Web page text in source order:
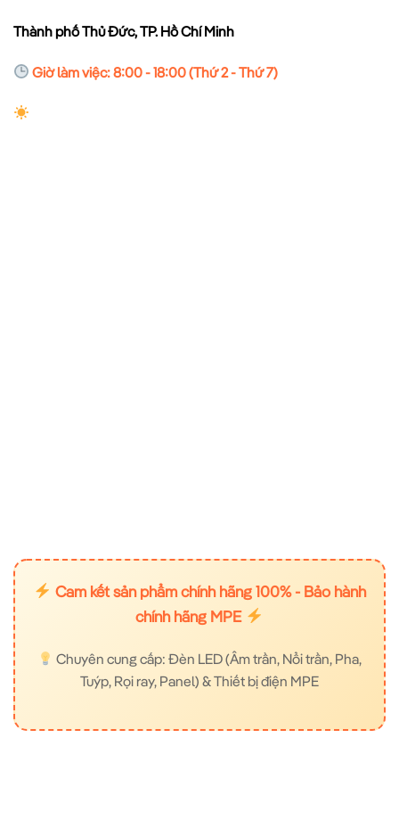
Thành phố Thủ Đức, TP. Hồ Chí Minh
Giờ làm việc: 8:00 - 18:00 (Thứ 2 - Thứ 7)
Cam kết sản phẩm chính hãng 100% - Bảo hành
chính hãng MPE
Chuyên cung cấp: Đèn LED (Âm trần, Nổi trần, Pha,
Tuýp, Rọi ray, Panel) & Thiết bị điện MPE